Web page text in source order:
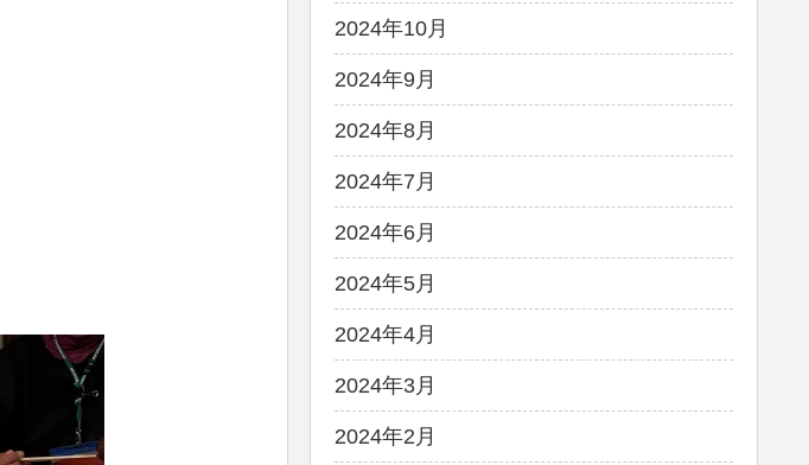
2024年10月
2024年9月
2024年8月
2024年7月
2024年6月
2024年5月
2024年4月
2024年3月
2024年2月